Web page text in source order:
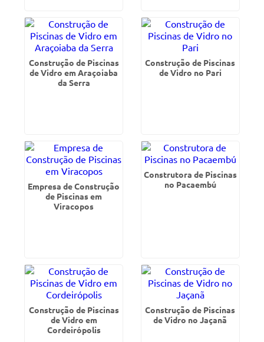
Construção de Piscinas
de Vidro em Araçoiaba
da Serra
Construção de Piscinas
de Vidro no Pari
Empresa de Construção
de Piscinas em
Viracopos
Construtora de Piscinas
no Pacaembú
Construção de Piscinas
de Vidro em
Cordeirópolis
Construção de Piscinas
de Vidro no Jaçanã